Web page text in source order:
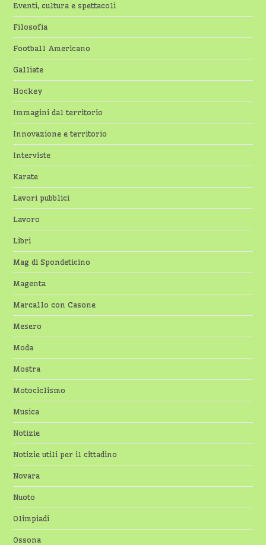
Eventi, cultura e spettacoli
Filosofia
Football Americano
Galliate
Hockey
Immagini dal territorio
Innovazione e territorio
Interviste
Karate
Lavori pubblici
Lavoro
Libri
Mag di Spondeticino
Magenta
Marcallo con Casone
Mesero
Moda
Mostra
Motociclismo
Musica
Notizie
Notizie utili per il cittadino
Novara
Nuoto
Olimpiadi
Ossona